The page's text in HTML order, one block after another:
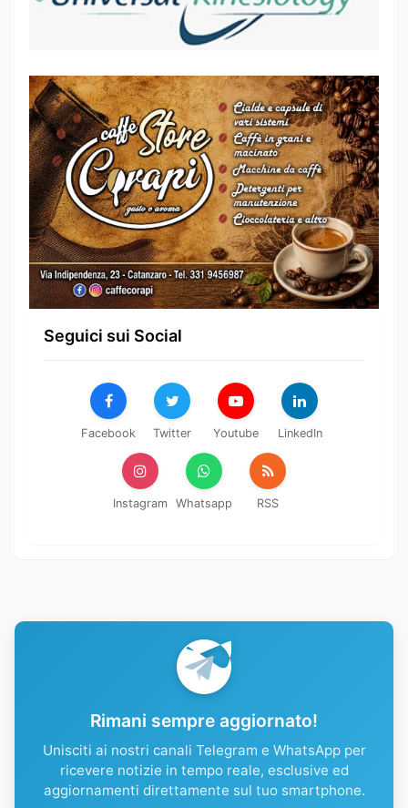
Seguici sui Social
Facebook Twitter Youtube LinkedIn
Instagram Whatsapp RSS
Rimani sempre aggiornato!
Unisciti ai nostri canali Telegram e WhatsApp per
ricevere notizie in tempo reale, esclusive ed
aggiornamenti direttamente sul tuo smartphone.